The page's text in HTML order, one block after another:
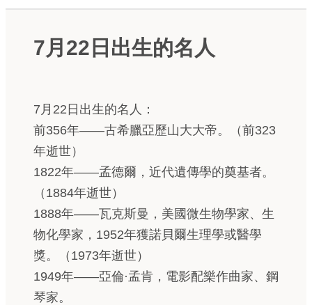
7月22日出生的名人
7月22日出生的名人：
前356年——古希臘亞歷山大大帝。（前323
年逝世）
1822年——孟德爾，近代遺傳學的奠基者。
（1884年逝世）
1888年——瓦克斯曼，美國微生物學家、生
物化學家，1952年獲諾貝爾生理學或醫學
獎。（1973年逝世）
1949年——亞倫·孟肯，電影配樂作曲家、鋼
琴家。